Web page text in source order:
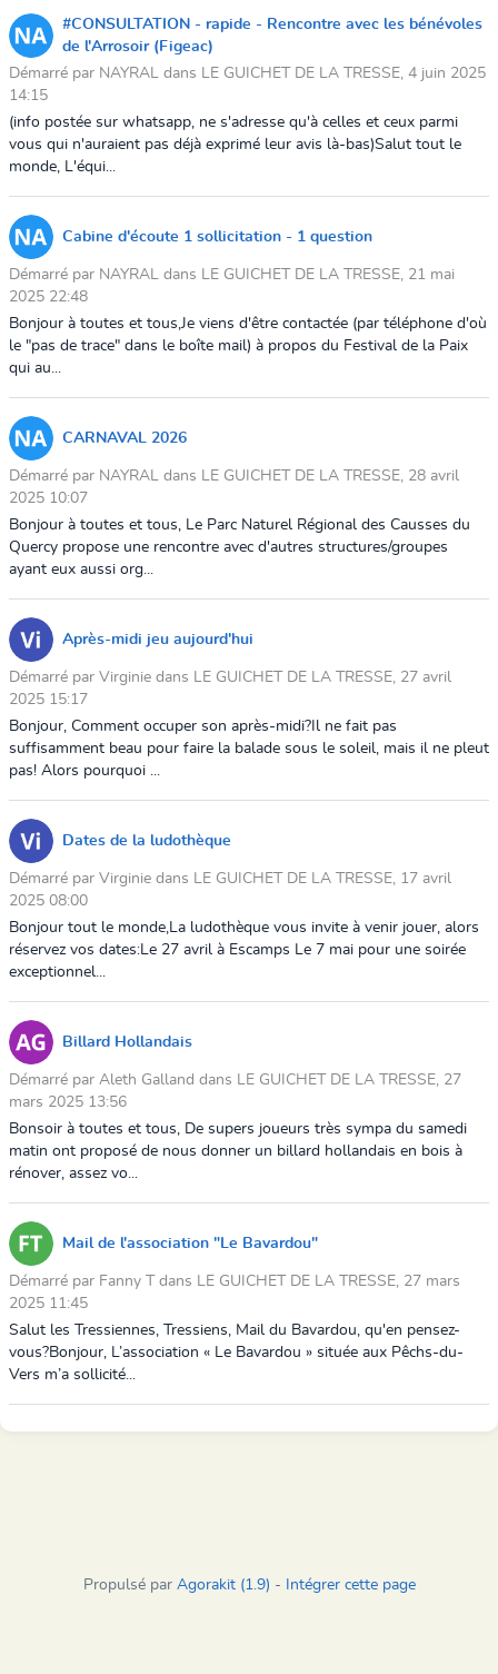
#CONSULTATION - rapide - Rencontre avec les bénévoles
de l'Arrosoir (Figeac)
Démarré par NAYRAL dans LE GUICHET DE LA TRESSE, 4 juin 2025
14:15
(info postée sur whatsapp, ne s'adresse qu'à celles et ceux parmi
vous qui n'auraient pas déjà exprimé leur avis là-bas)Salut tout le
monde, L'équi...
Cabine d'écoute 1 sollicitation - 1 question
Démarré par NAYRAL dans LE GUICHET DE LA TRESSE, 21 mai
2025 22:48
Bonjour à toutes et tous,Je viens d'être contactée (par téléphone d'où
le "pas de trace" dans le boîte mail) à propos du Festival de la Paix
qui au...
CARNAVAL 2026
Démarré par NAYRAL dans LE GUICHET DE LA TRESSE, 28 avril
2025 10:07
Bonjour à toutes et tous, Le Parc Naturel Régional des Causses du
Quercy propose une rencontre avec d'autres structures/groupes
ayant eux aussi org...
Après-midi jeu aujourd'hui
Démarré par Virginie dans LE GUICHET DE LA TRESSE, 27 avril
2025 15:17
Bonjour, Comment occuper son après-midi?Il ne fait pas
suffisamment beau pour faire la balade sous le soleil, mais il ne pleut
pas! Alors pourquoi ...
Dates de la ludothèque
Démarré par Virginie dans LE GUICHET DE LA TRESSE, 17 avril
2025 08:00
Bonjour tout le monde,La ludothèque vous invite à venir jouer, alors
réservez vos dates:Le 27 avril à Escamps Le 7 mai pour une soirée
exceptionnel...
Billard Hollandais
Démarré par Aleth Galland dans LE GUICHET DE LA TRESSE, 27
mars 2025 13:56
Bonsoir à toutes et tous, De supers joueurs très sympa du samedi
matin ont proposé de nous donner un billard hollandais en bois à
rénover, assez vo...
Mail de l'association "Le Bavardou"
Démarré par Fanny T dans LE GUICHET DE LA TRESSE, 27 mars
2025 11:45
Salut les Tressiennes, Tressiens, Mail du Bavardou, qu'en pensez-
vous?Bonjour, L’association « Le Bavardou » située aux Pêchs-du-
Vers m’a sollicité...
Propulsé par Agorakit (1.9) - Intégrer cette page